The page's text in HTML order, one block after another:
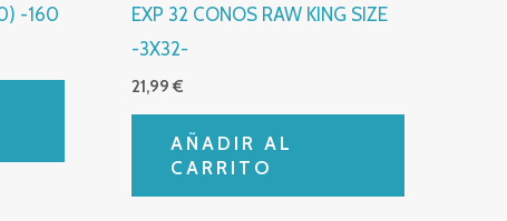
-160
EXP 32 CONOS RAW KING SIZE
-3X32-
21,99€
AÑADIR AL
CARRITO